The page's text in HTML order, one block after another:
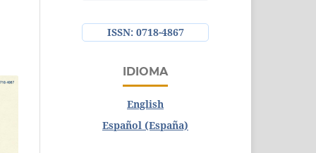
ISSN: 0718-4867
IDIOMA
English
Español (España)